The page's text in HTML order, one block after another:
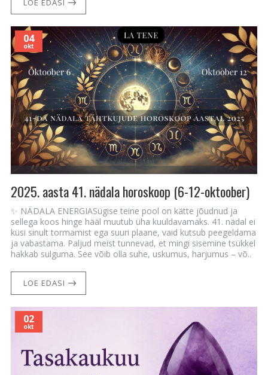
LOE EDASI
04
okt
2025. aasta 41. nädala horoskoop (6-12-oktoober)
✨ NÄDALA ENERGIASügise teine pool on kätte jõudnud ja
sellega koos hinge hääl muutub üha kuuldavamaks. 41. nädal ei
küsi sinult tormamist ega suuri plaane, vaid kutsub peegeldama
ja vabastama. Paljud meist tunnevad, et mingi sisemine tsükkel
hakkab sulguma. See võib olla suhe, uskumus, harjumus – võ..
LOE EDASI
02
okt